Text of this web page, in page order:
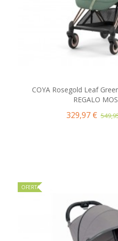
COYA Rosegold Leaf
REGALO
329,97 €
OFERTA